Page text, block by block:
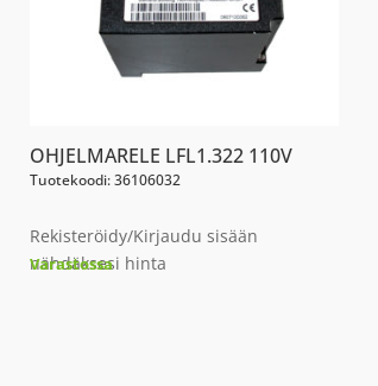
OHJELMARELE LFL1.322 110V
Tuotekoodi: 36106032
Rekisteröidy/Kirjaudu sisään
nähdäksesi hinta
Varastossa